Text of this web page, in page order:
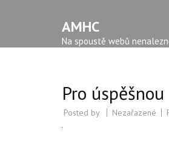
AMHC
Na spoustě webů
Pro
Posted by Nezařazené